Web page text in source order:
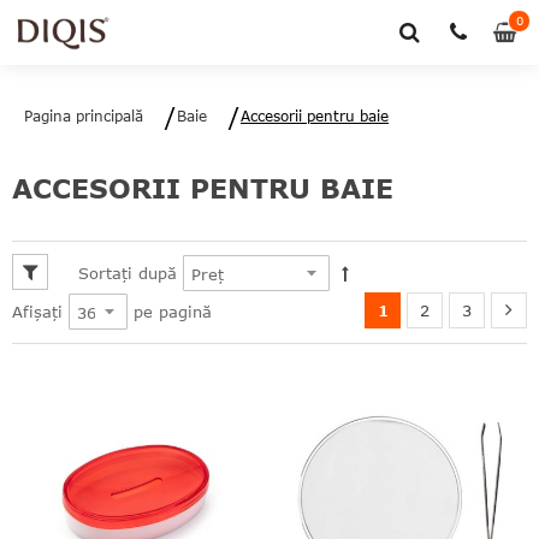
00
Pagina principală Baie Accesorii pentru baie
ACCESORII PENTRU BAIE
Sortați după
Afișați
pe pagină 1 2 3